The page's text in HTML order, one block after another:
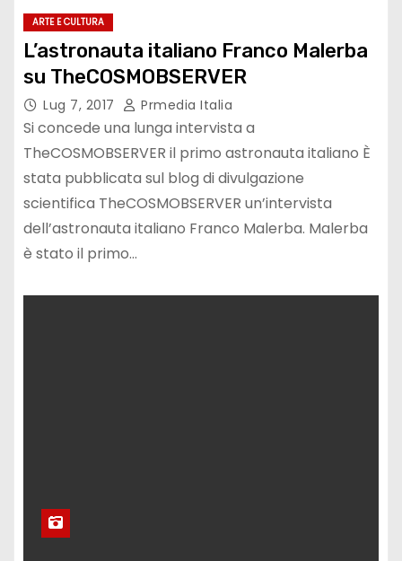
ARTE E CULTURA
L’astronauta italiano Franco Malerba
su TheCOSMOBSERVER
Lug 7, 2017 Prmedia Italia
Si concede una lunga intervista a
TheCOSMOBSERVER il primo astronauta italiano È
stata pubblicata sul blog di divulgazione
scientifica TheCOSMOBSERVER un’intervista
dell’astronauta italiano Franco Malerba. Malerba
è stato il primo…